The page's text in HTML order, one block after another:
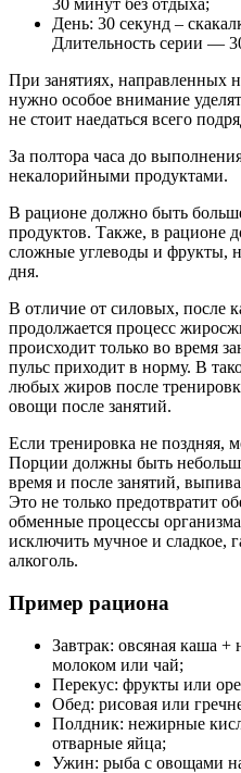
30 минут без отдыха;
День: 30 секунд –
Длительность серии —
При занятиях, направленных
нужно особое внимание
не стоит наедаться всего
За полтора часа до
некалорийными продуктами.
В рационе должно быть
продуктов. Также, в рационе
сложные углеводы и фрукты,
дня.
В отличие от силовых, после
продолжается процесс
происходит только во время
пульс приходит в норму. В
любых жиров после
овощи после занятий.
Если тренировка не поздняя,
Порции должны быть
время и после занятий,
Это не только предотвратит
обменные процессы
исключить мучное и сладкое,
алкоголь.
Пример рациона
Завтрак: овсяная каша
молоком или чай;
Перекус: фрукты или
Обед: рисовая или
Полдник: нежирные
отварные яйца;
Ужин: рыба с овощами